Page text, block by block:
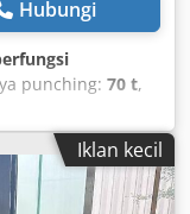
Hubungi
punching: 70 t,
tenggorokan:
pemotong pelat
70-SD Nomor
450x13mm -
Iklan kecil